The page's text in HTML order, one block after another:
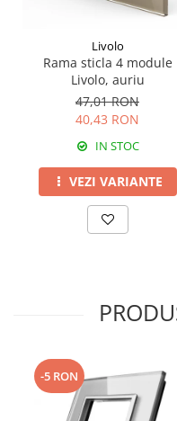
Livolo
Rama sticla 4 module
Livolo, auriu
47,01 RON
40,43 RON
IN STOC
VEZI VARIANTE
-5 RON